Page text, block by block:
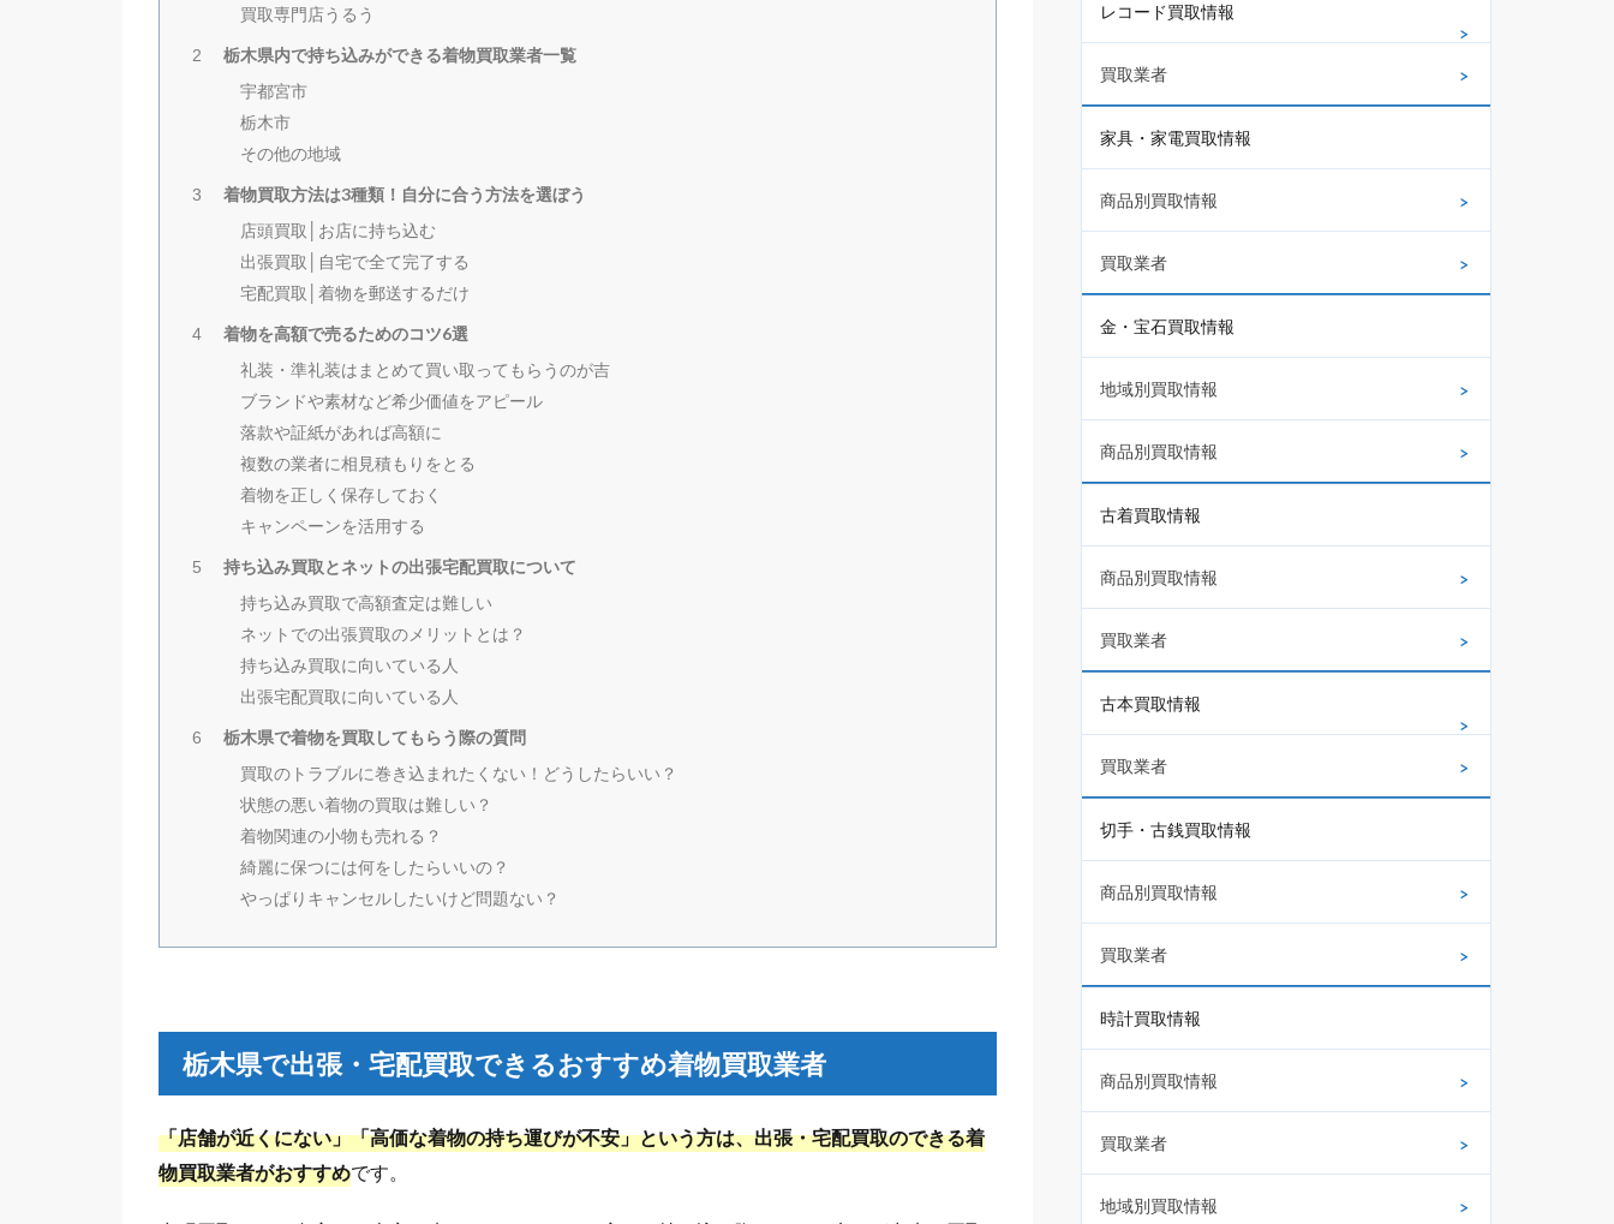
買取専門店うるう
2
栃木県内で持ち込みができる着物買取業者一覧
宇都宮市
栃木市
その他の地域
3
着物買取方法は3種類！自分に合う方法を選ぼう
店頭買取│お店に持ち込む
出張買取│自宅で全て完了する
宅配買取│着物を郵送するだけ
4
着物を高額で売るためのコツ6選
礼装・準礼装はまとめて買い取ってもらうのが吉
ブランドや素材など希少価値をアピール
落款や証紙があれば高額に
複数の業者に相見積もりをとる
着物を正しく保存しておく
キャンペーンを活用する
5
持ち込み買取とネットの出張宅配買取について
持ち込み買取で高額査定は難しい
ネットでの出張買取のメリットとは？
持ち込み買取に向いている人
出張宅配買取に向いている人
6
栃木県で着物を買取してもらう際の質問
買取のトラブルに巻き込まれたくない！どうしたらいい？
状態の悪い着物の買取は難しい？
着物関連の小物も売れる？
綺麗に保つには何をしたらいいの？
やっぱりキャンセルしたいけど問題ない？
栃木県で出張・宅配買取できるおすすめ着物買取業者
「店舗が近くにない」「高価な着物の持ち運びが不安」という方は、出張・宅配買取のできる着
物買取業者がおすすめです。
レコード買取情報
買取業者
家具・家電買取情報
商品別買取情報
買取業者
金・宝石買取情報
地域別買取情報
商品別買取情報
古着買取情報
商品別買取情報
買取業者
古本買取情報
買取業者
切手・古銭買取情報
商品別買取情報
買取業者
時計買取情報
商品別買取情報
買取業者
地域別買取情報